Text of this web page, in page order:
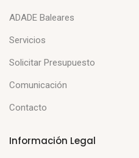
ADADE Baleares
Servicios
Solicitar Presupuesto
Comunicación
Contacto
Información Legal